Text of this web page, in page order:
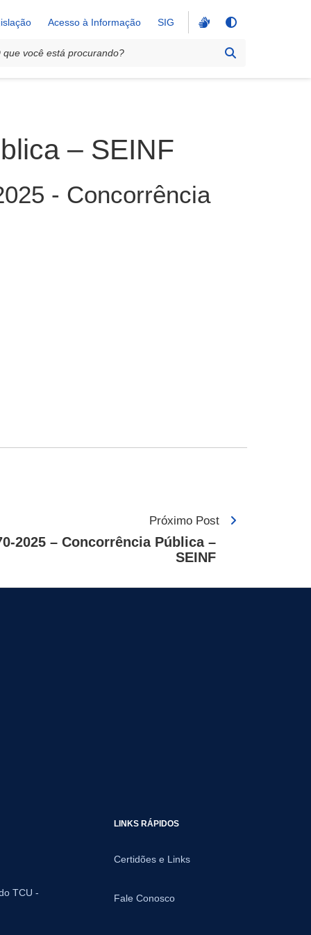
Acesso à Informação SIG
– SEINF
- Concorrência
Próximo Post
2025 – Concorrência Pública –
SEINF
TCU -
LINKS RÁPIDOS
Certidões e Links
Fale Conosco